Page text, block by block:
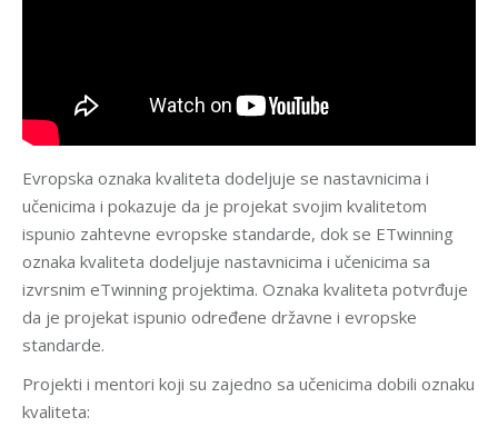
Evropska oznaka kvaliteta dodeljuje se nastavnicima i
učenicima i pokazuje da je projekat svojim kvalitetom
ispunio zahtevne evropske standarde, dok se ETwinning
oznaka kvaliteta dodeljuje nastavnicima i učenicima sa
izvrsnim eTwinning projektima. Oznaka kvaliteta potvrđuje
da je projekat ispunio određene državne i evropske
standarde.
Projekti i mentori koji su zajedno sa učenicima dobili oznaku
kvaliteta: